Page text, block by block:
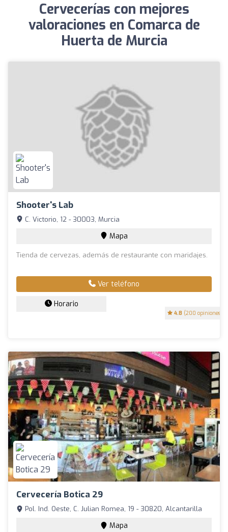
Cervecerías con mejores
valoraciones en Comarca de
Huerta de Murcia
Shooter's Lab
4.8 (200 opiniones)
C. Victorio, 12 - 30003, Murcia
Mapa
Tienda de cervezas, además de restaurante con maridajes.
Ver teléfono
Horario
Cervecería Botica 29
Pol. Ind. Oeste, C. Julian Romea, 19 - 30820, Alcantarilla
Mapa